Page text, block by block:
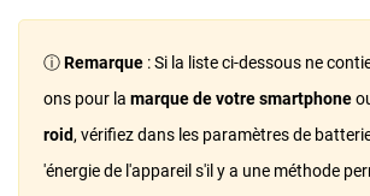
ⓘRemarque : Si la liste ci-dessous ne
ons pour la marque de votre smartphone
roid, vérifiez dans les paramètres de
'énergie de l'appareil s'il y a une méthode